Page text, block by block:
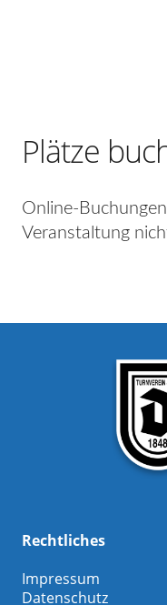
Plätze
Online-
Veranstaltung
Rechtliches
Impressum
Datenschutz